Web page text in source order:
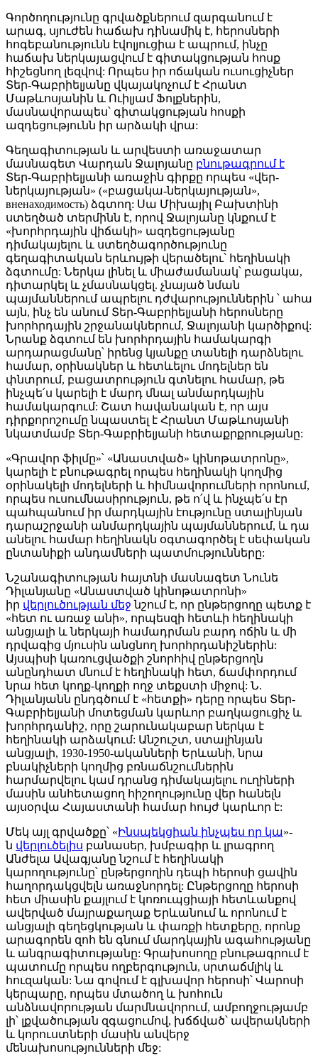
Գործողությունը գրվածքներում զարգանում է
արագ, սյուժեն հաճախ դինամիկ է, հերոսների
հոգեբանությունն էվոլյուցիա է ապրում, ինչը
հաճախ ներկայացվում է գիտակցության հոսք
հիշեցնող լեզվով: Որպես իր ոճական ուսուցիչներ
Տեր-Գաբրիելյանը վկայակոչում է Հրանտ
Մաթևոսյանին և Ուիլյամ Ֆոլքներին,
մասնավորապես՝ գիտակցության հոսքի
ազդեցությունն իր արձակի վրա:
Գեղագիտության և արվեստի առաջատար
մասնագետ Վարդան Ջալոյանը բնութագրում է
Տեր-Գաբրիելյանի առաջին գիրքը որպես «վեր-
ներկայության» («բացակա-ներկայության»,
вненаходимость) ձգտող: Սա Միխայիլ Բախտինի
ստեղծած տերմինն է, որով Ջալոյանը կնքում է
«խորհրդային վիճակի» ազդեցությանը
դիմակայելու և ստեղծագործությունը
գեղագիտական երևույթի վերածելու՝ հեղինակի
ձգտումը: Ներկա լինել և միաժամանակ՝ բացակա,
դիտարկել և չմասնակցել. չնայած նման
պայմաններում ապրելու դժվարություններին ՝ ահա
այն, ինչ են անում Տեր-Գաբրիելյանի հերոսները
խորհրդային շրջանակներում, Ջալոյանի կարծիքով:
Նրանք ձգտում են խորհրդային համակարգի
արդարացմանը՝ իրենց կյանքը տանելի դարձնելու
համար, օրինակներ և հետևելու մոդելներ են
փնտրում, բացատրություն գտնելու համար, թե
ինչպե՛ս կարելի է մարդ մնալ անմարդկային
համակարգում: Շատ հավանական է, որ այս
դիրքորոշումը նպաստել է Հրանտ Մաթևոսյանի
նկատմամբ Տեր-Գաբրիելյանի հետաքրքրությանը:
«Գրավոր ֆիլմը»՝ «Անաստված» կինոթատրոնը»,
կարելի է բնութագրել որպես հեղինակի կողմից
օրինակելի մոդելների և հիմնավորումների որոնում,
որպես ուսումնասիրություն, թե ո՛վ և ինչպե՛ս էր
պահպանում իր մարդկային էությունը ստալինյան
դարաշրջանի անմարդկային պայմաններում, և դա
անելու համար հեղինակն օգտագործել է սեփական
ընտանիքի անդամների պատմությունները:
Նշանագիտության հայտնի մասնագետ Նունե
Դիլանյանը «Անաստված կինոթատրոնի»
իր վերլուծության մեջ նշում է, որ ընթերցողը պետք է
«հետ ու առաջ անի», որպեսզի հետևի հեղինակի
անցյալի և ներկայի համադրման բարդ ոճին և մի
դրվագից մյուսին անցնող խորհրդանիշներին:
Այսպիսի կառուցվածքի շնորհիվ ընթերցողն
անընդհատ մնում է հեղինակի հետ, ճամփորդում
նրա հետ կողք-կողքի ողջ տեքստի միջով: Ն.
Դիլանյանն ընդգծում է «հետքի» դերը որպես Տեր-
Գաբրիելյանի մոտեցման կարևոր բաղկացուցիչ և
խորհրդանիշ, որը շարունակաբար ներկա է
հեղինակի արձակում: Անշուշտ, ստալինյան
անցյալի, 1930-1950-ականների Երևանի, նրա
բնակիչների կողմից բռնաճնշումներին
հարմարվելու կամ դրանց դիմակայելու ուղիների
մասին անհետացող հիշողությունը վեր հանելն
այսօրվա Հայաստանի համար հույժ կարևոր է:
Մեկ այլ գրվածքը՝ «Ինսպեկցիան ինչպես որ կա»-
ն վերլուծելիս բանասեր, խմբագիր և լրագրող
Անժելա Ավագյանը նշում է հեղինակի
կարողությունը՝ ընթերցողին դեպի հերոսի ցավին
հաղորդակցվելն առաջնորդել: Ընթերցողը հերոսի
հետ միասին քայլում է կոռուպցիայի հետևանքով
ավերված մայրաքաղաք Երևանում և որոնում է
անցյալի գեղեցկության և փառքի հետքերը, որոնք
արագորեն զոհ են գնում մարդկային ագահությանը
և անգրագիտությանը: Գրախոսողը բնութագրում է
պատումը որպես ողբերգություն, սրտաճմլիկ և
հուզական: Նա գովում է գլխավոր հերոսի՝ Վարոսի
կերպարը, որպես մտածող և խոհուն
անձնավորության մարմնավորում, ամբողջությամբ
լի՝ լքվածության զգացումով, խճճված՝ ավերակների
և կորուստների մասին անվերջ
մենախոսությունների մեջ: